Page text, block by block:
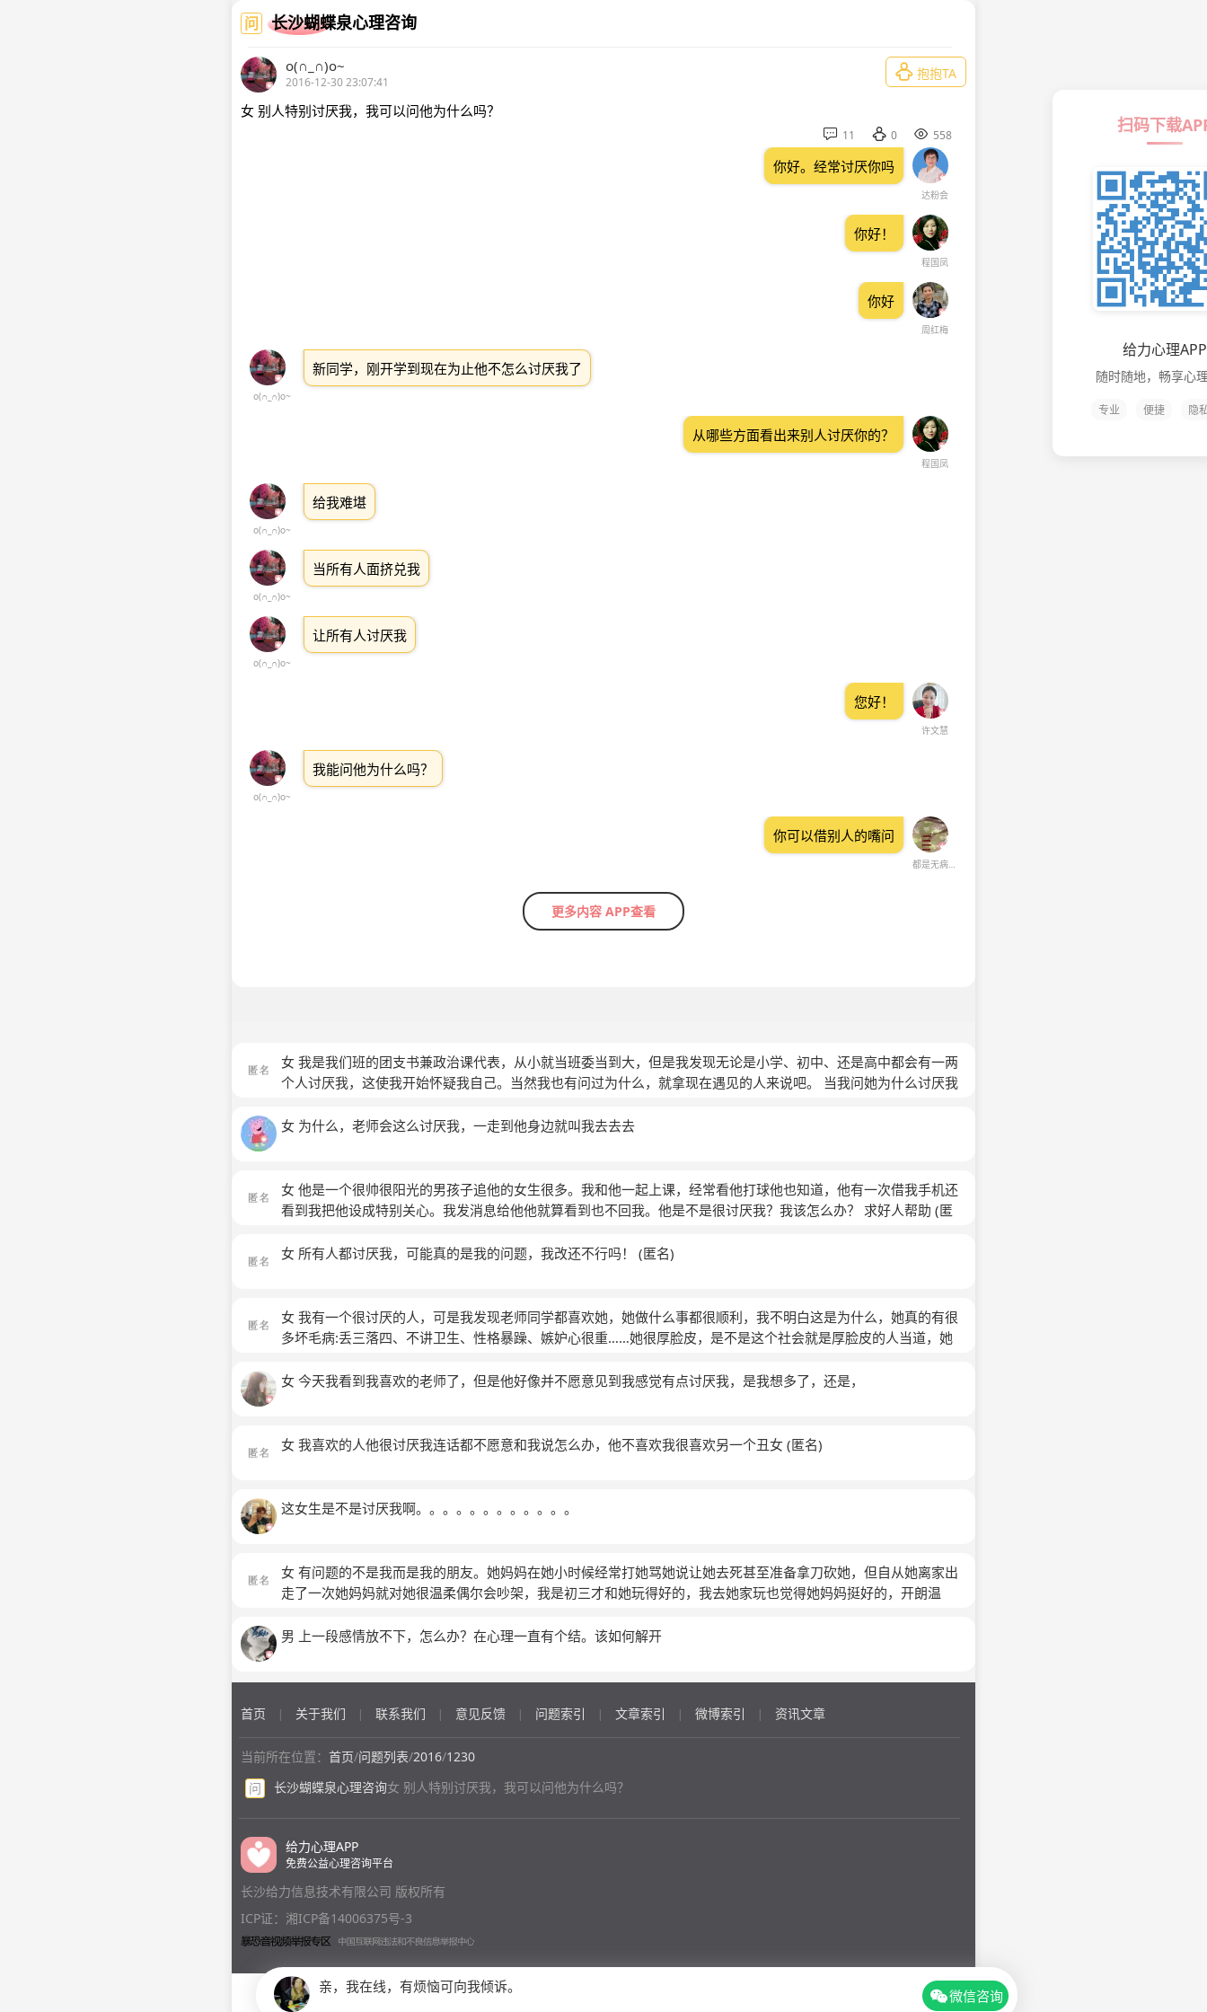
问 长沙蝴蝶泉心理咨询
o(∩_∩)o~
2016-12-30 23:07:41
 抱抱TA
女 别人特别讨厌我，我可以问他为什么吗？
 11  0  558
达粉会
你好。经常讨厌你吗
程国凤
你好！
周红梅
你好
o(∩_∩)o~
新同学，刚开学到现在为止他不怎么讨厌我了
程国凤
从哪些方面看出来别人讨厌你的？
o(∩_∩)o~
给我难堪
o(∩_∩)o~
当所有人面挤兑我
o(∩_∩)o~
让所有人讨厌我
许文慧
您好！
o(∩_∩)o~
我能问他为什么吗？
都是无病呻吟
你可以借别人的嘴问
更多内容 APP查看
亲，我在线，有烦恼可向我倾诉。
微信咨询
女 我是我们班的团支书兼政治课代表，从小就当班委当到大，但是我发现无论是小学、初中、还是高中都会有一两
个人讨厌我，这使我开始怀疑我自己。当然我也有问过为什么，就拿现在遇见的人来说吧。 当我问她为什么讨厌我
厌，我一定会是有原因的。所以我就继续问她，他就恼怒的回答我：“我告诉你，你问讨厌你的人，她讨厌的问题，
人感觉很骄傲，就是那种背挺的直，走路头微上扬的样子。那是人很反感”其实在他之前，我改过我的走路姿势并且
现在，我走路都是埋着头。所以我不知道该怎么办。 我和那个女生，女生就用小l表示吧。有一次，因为政治卷子答
排，有卷子印的不清楚的。我就告诉他前排，两个人两个人的看一张。这样才使后面，有卷子看。卷子发的后面，
子，才不够。她就骂我，我哭了。我也跟他解释过了，结果，她更讨厌我。还有一件事，是我第一次，在政治课
上，管纪律。我当着班主任的面告诉他们，这节课要保持安静，不然我会记名字会交到班主任那里去。其实我也没
给了班主任。他就在班主任的面前装乖。硬是把责任往我身上推。后来她回到班级里她抓着我记我朋友的名字做文
章，叫他加孤立我。我和那个朋友，就这么散了，我有解释过我告诉他我要信守承诺，我必须那么做，我是一个公
做。有一天，她开始对我动起手来。我一向的隐忍，所以，没有做什么，她越演越烈。我不知道该怎么办？我害
怕，害怕他以后打我。因为那次记名字，我失去了所有。我也不知道我到底做错了什么？难道就是因为我对她什么
女 为什么，老师会这么讨厌我，一走到他身边就叫我去去去
女 他是一个很帅很阳光的男孩子追他的女生很多。我和他一起上课，经常看他打球他也知道，他有一次借我手机还
看到我把他设成特别关心。我发消息给他他就算看到也不回我。他是不是很讨厌我？我该怎么办？ 求好人帮助 (匿
女 所有人都讨厌我，可能真的是我的问题，我改还不行吗！ (匿名)
女 我有一个很讨厌的人，可是我发现老师同学都喜欢她，她做什么事都很顺利，我不明白这是为什么，她真的有很
多坏毛病:丢三落四、不讲卫生、性格暴躁、嫉妒心很重……她很厚脸皮，是不是这个社会就是厚脸皮的人当道，她
女 今天我看到我喜欢的老师了，但是他好像并不愿意见到我感觉有点讨厌我，是我想多了，还是，
女 我喜欢的人他很讨厌我连话都不愿意和我说怎么办，他不喜欢我很喜欢另一个丑女 (匿名)
这女生是不是讨厌我啊。。。。。。。。。。。。
女 有问题的不是我而是我的朋友。她妈妈在她小时候经常打她骂她说让她去死甚至准备拿刀砍她，但自从她离家出
走了一次她妈妈就对她很温柔偶尔会吵架，我是初三才和她玩得好的，我去她家玩也觉得她妈妈挺好的，开朗温
一说脑子里全是小时候被打的情景，全身冒冷汗，回家的时候她说她头疼，还说了些奇怪的话，还说自己要死了，
男 上一段感情放不下，怎么办？在心理一直有个结。该如何解开
首页 | 关于我们 | 联系我们 | 意见反馈 | 问题索引 | 文章索引 | 微博索引 | 资讯文章
当前所在位置： 首页/问题列表/2016/1230
问
长沙蝴蝶泉心理咨询女 别人特别讨厌我，我可以问他为什么吗？
给力心理APP
免费公益心理咨询平台
长沙给力信息技术有限公司 版权所有
ICP证：湘ICP备14006375号-3
扫码下载
给力心理APP
随时随地，畅享心
专业 便捷 隐